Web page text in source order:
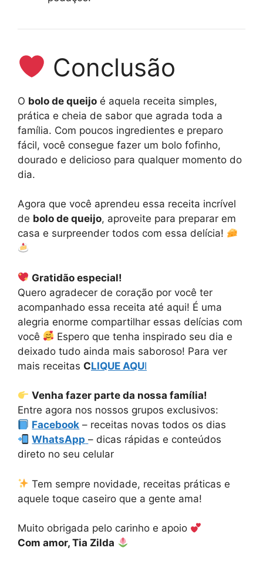
Conclusão
O bolo de queijo é aquela receita simples,
prática e cheia de sabor que agrada toda a
família. Com poucos ingredientes e preparo
fácil, você consegue fazer um bolo fofinho,
dourado e delicioso para qualquer momento do
dia.
Agora que você aprendeu essa receita incrível
de bolo de queijo, aproveite para preparar em
casa e surpreender todos com essa delícia!
Gratidão especial!
Quero agradecer de coração por você ter
acompanhado essa receita até aqui! É uma
alegria enorme compartilhar essas delícias com
você
Espero que tenha inspirado seu dia e
deixado tudo ainda mais saboroso! Para ver
mais receitas CLIQUE AQUI
Venha fazer parte da nossa família!
Entre agora nos nossos grupos exclusivos:
Facebook – receitas novas todos os dias
WhatsApp – dicas rápidas e conteúdos
direto no seu celular
Tem sempre novidade, receitas práticas e
aquele toque caseiro que a gente ama!
Muito obrigada pelo carinho e apoio
Com amor, Tia Zilda